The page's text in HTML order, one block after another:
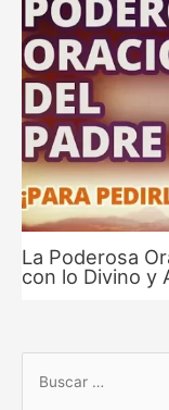
La Poderosa
con lo Divino y